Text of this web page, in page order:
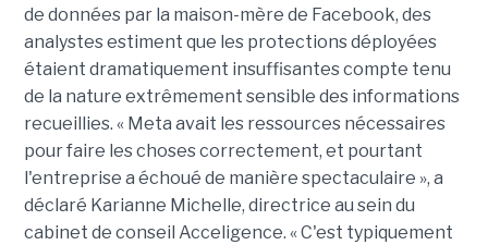
de données par la maison-mère de Facebook, des
analystes estiment que les protections déployées
étaient dramatiquement insuffisantes compte tenu
de la nature extrêmement sensible des informations
recueillies. « Meta avait les ressources nécessaires
pour faire les choses correctement, et pourtant
l'entreprise a échoué de manière spectaculaire », a
déclaré Karianne Michelle, directrice au sein du
cabinet de conseil Acceligence. « C'est typiquement